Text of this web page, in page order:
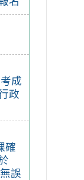
成
政
確
誤